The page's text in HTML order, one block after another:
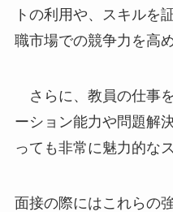
トの利用や、スキルを
職市場での競争力を高
さらに、教員の仕事
ーション能力や問題解
っても非常に魅力的な
面接の際にはこれらの